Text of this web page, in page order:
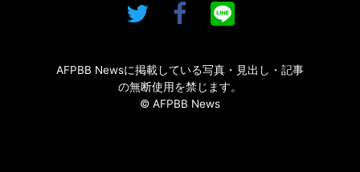
AFPBB Newsに掲載している写真・見出し・記事
の無断使用を禁じます。
© AFPBB News